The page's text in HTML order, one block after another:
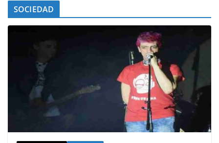
SOCIEDAD